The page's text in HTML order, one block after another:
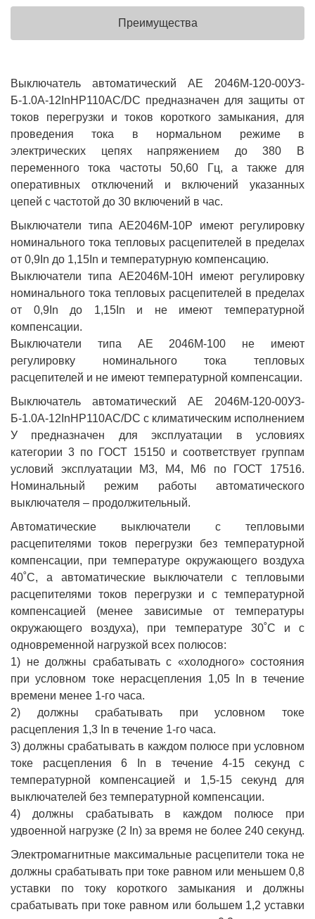
Преимущества
Выключатель автоматический АЕ 2046М-120-00У3-
Б-1.0А-12InНР110AC/DC предназначен для защиты от
токов перегрузки и токов короткого замыкания, для
проведения тока в нормальном режиме в
электрических цепях напряжением до 380 В
переменного тока частоты 50,60 Гц, а также для
оперативных отключений и включений указанных
цепей с частотой до 30 включений в час.
Выключатели типа АЕ2046М-10Р имеют регулировку
номинального тока тепловых расцепителей в пределах
от 0,9In до 1,15In и температурную компенсацию.
Выключатели типа АЕ2046М-10Н имеют регулировку
номинального тока тепловых расцепителей в пределах
от 0,9In до 1,15In и не имеют температурной
компенсации.
Выключатели типа АЕ 2046М-100 не имеют
регулировку номинального тока тепловых
расцепителей и не имеют температурной компенсации.
Выключатель автоматический АЕ 2046М-120-00У3-
Б-1.0А-12InНР110AC/DC с климатическим исполнением
У предназначен для эксплуатации в условиях
категории 3 по ГОСТ 15150 и соответствует группам
условий эксплуатации М3, М4, М6 по ГОСТ 17516.
Номинальный режим работы автоматического
выключателя – продолжительный.
Автоматические выключатели с тепловыми
расцепителями токов перегрузки без температурной
компенсации, при температуре окружающего воздуха
40˚С, а автоматические выключатели с тепловыми
расцепителями токов перегрузки и с температурной
компенсацией (менее зависимые от температуры
окружающего воздуха), при температуре 30˚С и с
одновременной нагрузкой всех полюсов:
1) не должны срабатывать с «холодного» состояния
при условном токе нерасцепления 1,05 In в течение
времени менее 1-го часа.
2) должны срабатывать при условном токе
расцепления 1,3 In в течение 1-го часа.
3) должны срабатывать в каждом полюсе при условном
токе расцепления 6 In в течение 4-15 секунд с
температурной компенсацией и 1,5-15 секунд для
выключателей без температурной компенсации.
4) должны срабатывать в каждом полюсе при
удвоенной нагрузке (2 In) за время не более 240 секунд.
Электромагнитные максимальные расцепители тока не
должны срабатывать при токе равном или меньшем 0,8
уставки по току короткого замыкания и должны
срабатывать при токе равном или большем 1,2 уставки